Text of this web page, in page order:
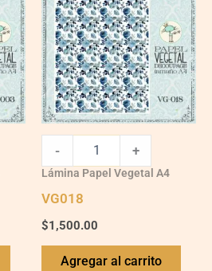
- +
Lámina Papel Vegetal A4
VG018
$1,500.00
Agregar al carrito